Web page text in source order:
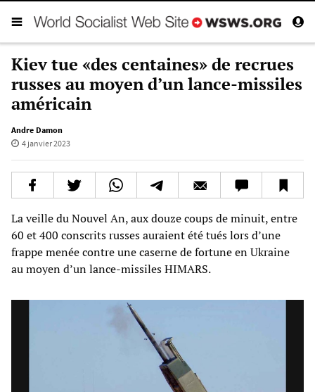
Kiev tue «des centaines» de recrues
russes au moyen d’un lance-missiles
américain
Andre Damon
4 janvier 2023
La veille du Nouvel An, aux douze coups de minuit, entre
60 et 400 conscrits russes auraient été tués lors d’une
frappe menée contre une caserne de fortune en Ukraine
au moyen d’un lance-missiles HIMARS.